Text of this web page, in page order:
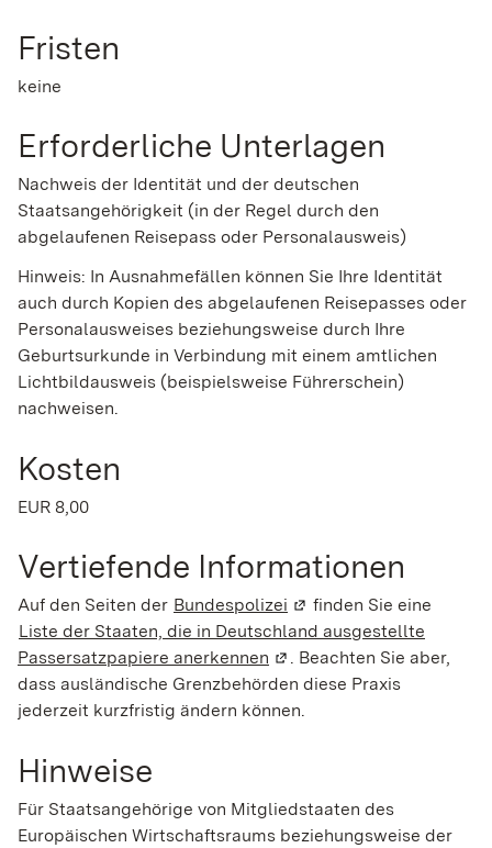
Fristen
keine
Erforderliche Unterlagen
Nachweis der Identität und der deutschen
Staatsangehörigkeit (in der Regel durch den
abgelaufenen Reisepass oder Personalausweis)
Hinweis: In Ausnahmefällen können Sie Ihre Identität
auch durch Kopien des abgelaufenen Reisepasses oder
Personalausweises beziehungsweise durch Ihre
Geburtsurkunde in Verbindung mit einem amtlichen
Lichtbildausweis (beispielsweise Führerschein)
nachweisen.
Kosten
EUR 8,00
Vertiefende Informationen
Auf den Seiten der Bundespolizei (Wird in einem neuen
finden Sie eine
Liste der Staaten, die in Deutschland ausgestellte
Passersatzpapiere anerkennen (Wird in einem neuen
. Beachten Sie aber,
dass ausländische Grenzbehörden diese Praxis
jederzeit kurzfristig ändern können.
Hinweise
Für Staatsangehörige von Mitgliedstaaten des
Europäischen Wirtschaftsraums beziehungsweise der